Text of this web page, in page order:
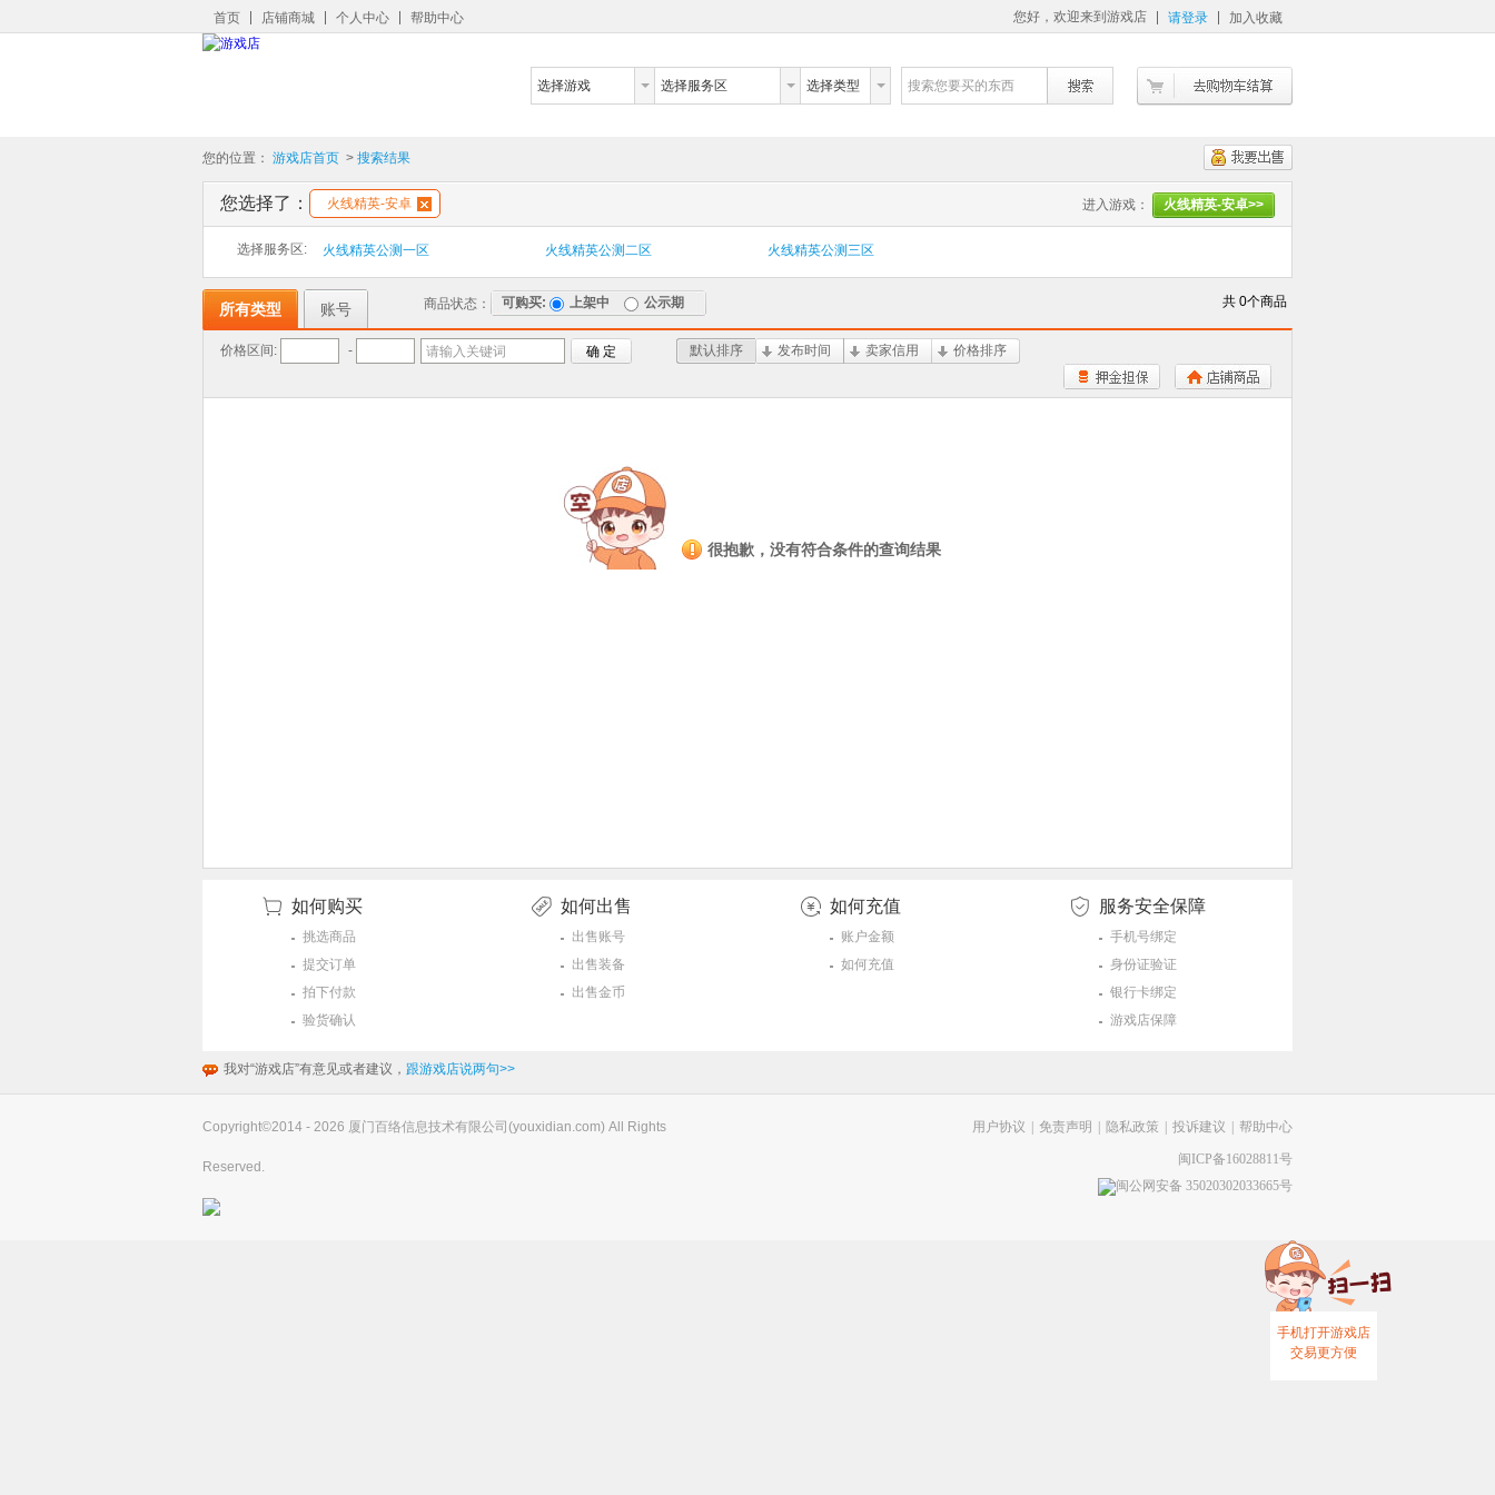
您好，欢迎来到游戏店 请登录 加入收藏
首页 店铺商城 个人中心 帮助中心
选择游戏 选择服务区 选择类型 搜索您要买的东西
您的位置： 游戏店首页 > 搜索结果
您选择了： 火线精英-安卓 进入游戏： 火线精英-安卓>>
选择服务区: 火线精英公测一区 火线精英公测二区 火线精英公测三区
所有类型 账号 共 0个商品
商品状态： 可购买: 上架中 公示期
价格区间: - 请输入关键词 确 定 默认排序 发布时间 卖家信用 价格排序
很抱歉，没有符合条件的查询结果
如何购买
挑选商品
提交订单
拍下付款
验货确认
如何出售
出售账号
出售装备
出售金币
如何充值
账户金额
如何充值
服务安全保障
手机号绑定
身份证验证
银行卡绑定
游戏店保障
我对“游戏店”有意见或者建议， 跟游戏店说两句>>
Copyright©2014 - 2026 厦门百络信息技术有限公司(youxidian.com) All Rights
Reserved.
帮助中心
投诉建议
隐私政策
免责声明
用户协议
闽ICP备16028811号
闽公网安备 35020302033665号
手机打开游戏店
交易更方便